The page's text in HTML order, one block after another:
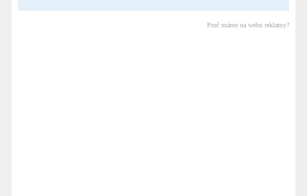
Proč máme na webu reklamy?